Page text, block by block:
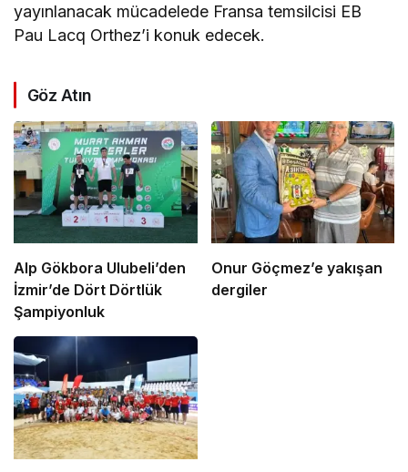
yayınlanacak mücadelede Fransa temsilcisi EB
Pau Lacq Orthez’i konuk edecek.
Göz Atın
Alp Gökbora Ulubeli’den
İzmir’de Dört Dörtlük
Şampiyonluk
Onur Göçmez’e yakışan
dergiler